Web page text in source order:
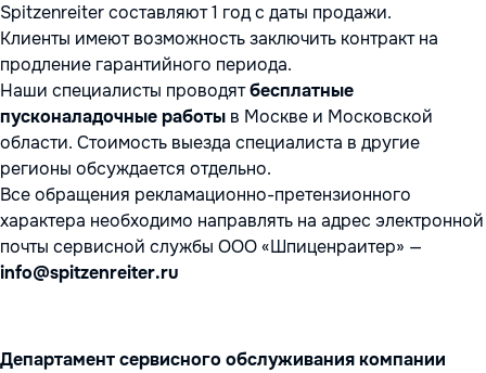
Spitzenreiter составляют 1 год с даты продажи.
Клиенты имеют возможность заключить контракт на
продление гарантийного периода.
Наши специалисты проводятбесплатные
пусконаладочные работы в Москве и Московской
области. Стоимость выезда специалиста в другие
регионы обсуждается отдельно.
Все обращения рекламационно-претензионного
характера необходимо направлять на адрес электронной
почты сервисной службы ООО «Шпиценраитер» —
info@spitzenreiter.ru
Департамент сервисного обслуживания компании